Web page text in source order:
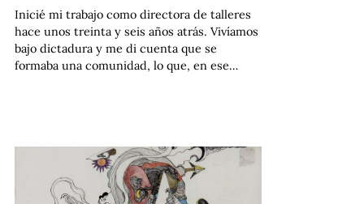
Inicié mi trabajo como directora de talleres
hace unos treinta y seis años atrás. Vivíamos
bajo dictadura y me di cuenta que se
formaba una comunidad, lo que, en ese…